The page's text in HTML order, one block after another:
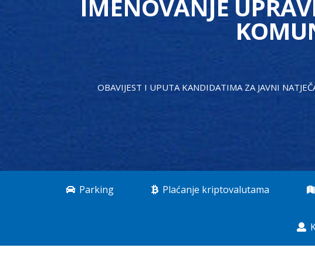
IMENOVANJE
OBAVIJEST I UPUTA KANDIDATIMA ZA JAVNI
Parking Plaćanje kriptovalutama